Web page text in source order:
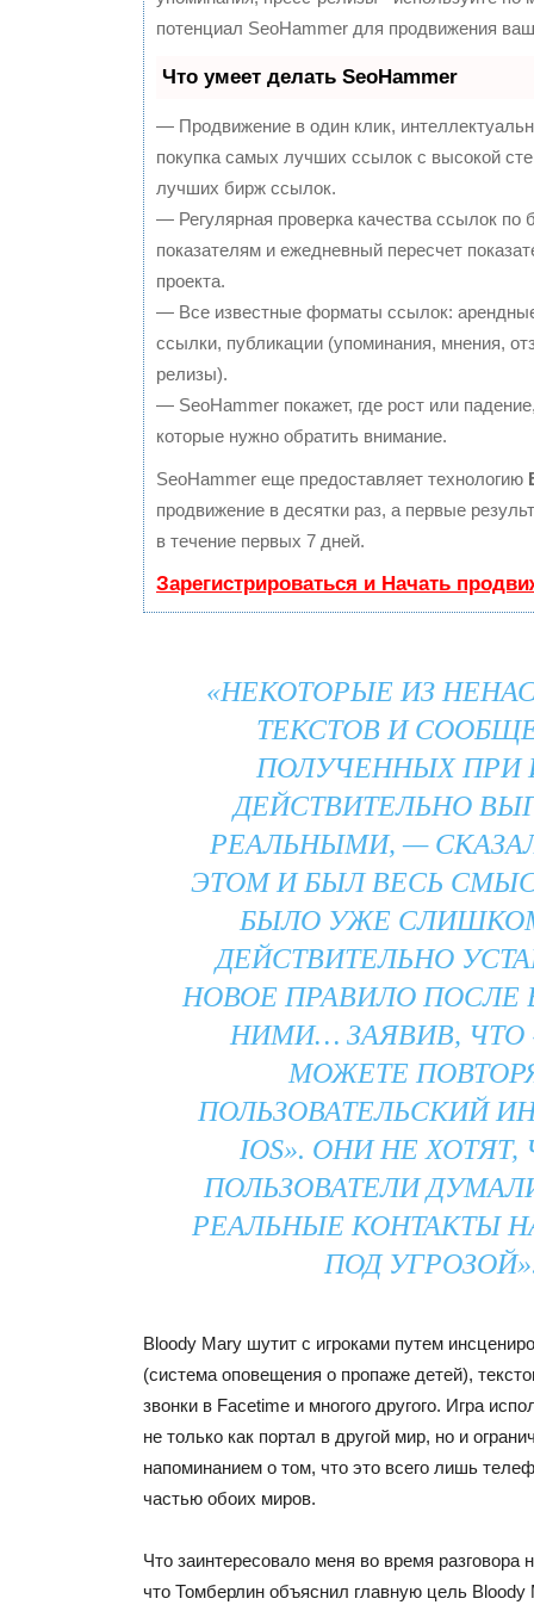
потенциал SeoHammer для продвижения
Что умеет делать SeoHammer
— Продвижение в один клик,
покупка самых лучших ссылок с высокой
лучших бирж ссылок.
— Регулярная проверка качества ссылок по
показателям и ежедневный пересчет
проекта.
— Все известные форматы ссылок:
ссылки, публикации (упоминания, мнения,
релизы).
— SeoHammer покажет, где рост или
которые нужно обратить внимание.
SeoHammer еще предоставляет технологию
продвижение в десятки раз, а первые
в течение первых 7 дней.
Зарегистрироваться и Начать
«НЕКОТОРЫЕ ИЗ
ТЕКСТОВ И
ПОЛУЧЕННЫХ ПРИ
ДЕЙСТВИТЕЛЬНО
РЕАЛЬНЫМИ, —
ЭТОМ И БЫЛ ВЕСЬ
БЫЛО УЖЕ
ДЕЙСТВИТЕЛЬНО
НОВОЕ ПРАВИЛО ПОСЛЕ
НИМИ… ЗАЯВИВ, ЧТО
МОЖЕТЕ
ПОЛЬЗОВАТЕЛЬСКИЙ
IOS». ОНИ НЕ
ПОЛЬЗОВАТЕЛИ
РЕАЛЬНЫЕ КОНТАКТЫ
ПОД
Bloody Mary шутит с игроками путем
(система оповещения о пропаже детей),
звонки в Facetime и многого другого. Игра
не только как портал в другой мир, но и
напоминанием о том, что это всего лишь
частью обоих миров.
Что заинтересовало меня во время разговора
что Томберлин объяснил главную цель Bloody